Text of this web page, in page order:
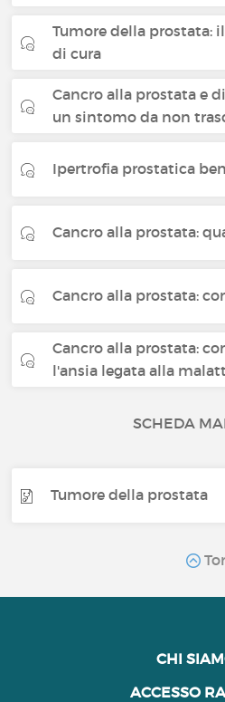
Tumore della prostata:
di cura
Cancro alla prostata e
un sintomo da non
Ipertrofia prostatica
Cancro alla prostata:
Cancro alla prostata:
Cancro alla prostata:
l'ansia legata alla
SCHEDA
Tumore della prostata
CHI
ACCESSO